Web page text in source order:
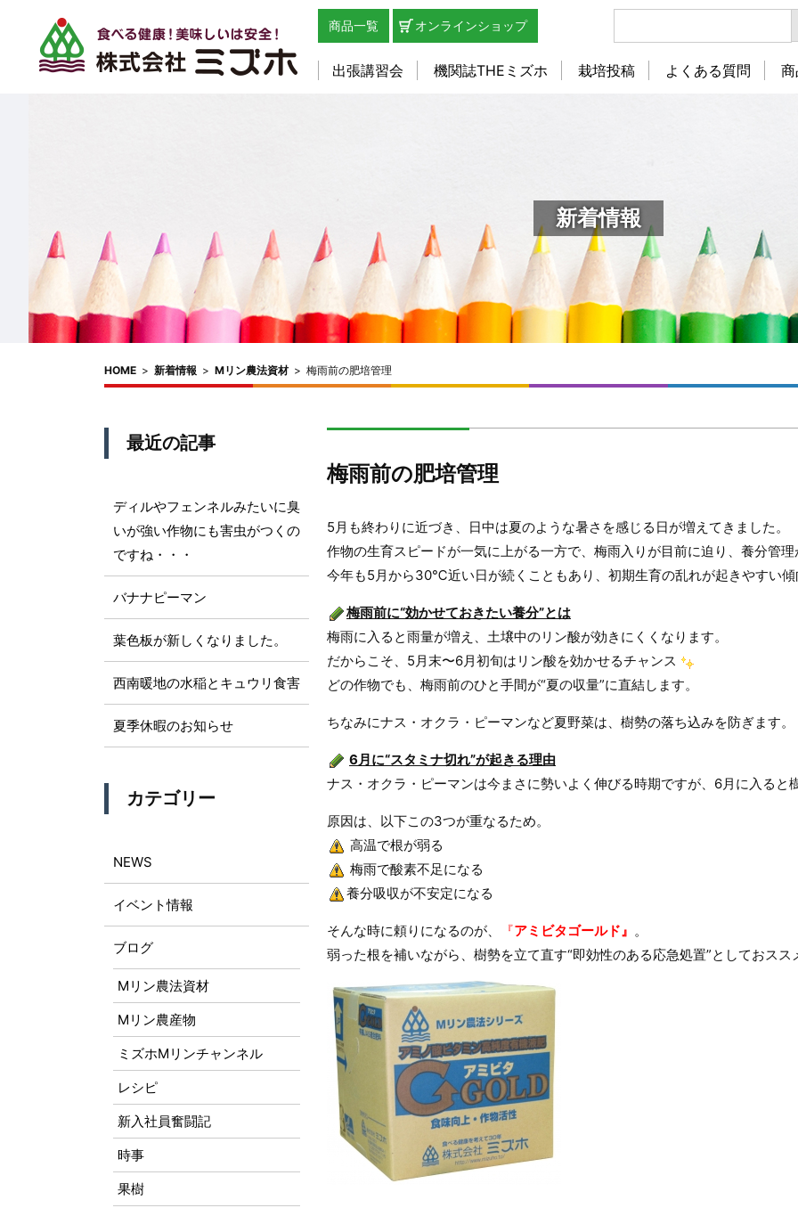
商品一覧 オンラインショップ
出張講習会 機関誌THEミズホ 栽培投稿 よくある質問
新着情報
HOME > 新着情報 > Mリン農法資材> 梅雨前の肥培管理
梅雨前の肥培管理
5月も終わりに近づき、日中は夏のような暑さを感じる日が増えてきました。
作物の生育スピードが一気に上がる一方で、梅雨入りが目前に迫り、養分管
今年も5月から30℃近い日が続くこともあり、初期生育の乱れが起きやすい
梅雨前に“効かせておきたい養分”とは
梅雨に入ると雨量が増え、土壌中のリン酸が効きにくくなります。
だからこそ、5月末〜6月初旬はリン酸を効かせるチャンス
どの作物でも、梅雨前のひと手間が“夏の収量”に直結します。
ちなみにナス・オクラ・ピーマンなど夏野菜は、樹勢の落ち込みを防ぎます。
6月に“スタミナ切れ”が起きる理由
ナス・オクラ・ピーマンは今まさに勢いよく伸びる時期ですが、6月に入ると
原因は、以下この3つが重なるため。
高温で根が弱る
梅雨で酸素不足になる
養分吸収が不安定になる
そんな時に頼りになるのが、 『アミビタゴールド』 。
弱った根を補いながら、樹勢を立て直す“即効性のある応急処置”としておスス
最近の記事
ディルやフェンネルみたいに臭
いが強い作物にも害虫がつくの
ですね・・・
バナナピーマン
葉色板が新しくなりました。
西南暖地の水稲とキュウリ食害
夏季休暇のお知らせ
カテゴリー
NEWS
イベント情報
ブログ
Mリン農法資材
Mリン農産物
ミズホMリンチャンネル
レシピ
新入社員奮闘記
時事
果樹